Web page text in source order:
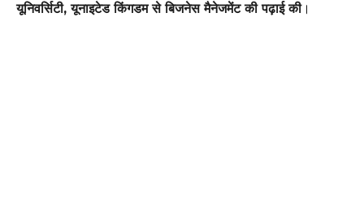
यूनिवर्सिटी, यूनाइटेड किंगडम से बिजनेस मैनेजमेंट की पढ़ाई की।